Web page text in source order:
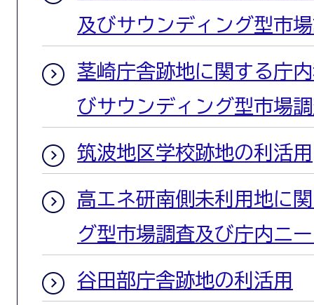
及びサウンディング型市
茎崎庁舎跡地に関する庁
びサウンディング型市場
筑波地区学校跡地の利活用
高エネ研南側未利用地に
グ型市場調査及び庁内ニ
谷田部庁舎跡地の利活用